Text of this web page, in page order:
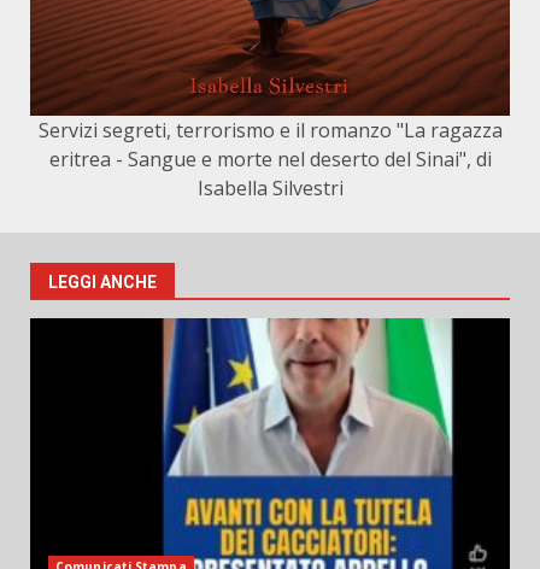
Servizi segreti, terrorismo e il romanzo "La ragazza
eritrea - Sangue e morte nel deserto del Sinai", di
Isabella Silvestri
LEGGI ANCHE